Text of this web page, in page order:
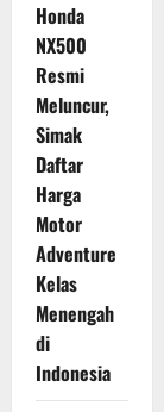
Honda
NX500
Resmi
Meluncur,
Simak
Daftar
Harga
Motor
Adventure
Kelas
Menengah
di
Indonesia